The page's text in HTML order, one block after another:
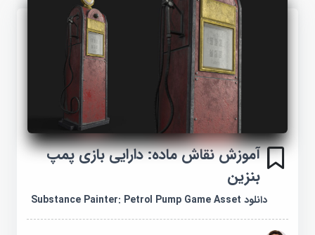
آموزش نقاش ماده: دارایی بازی پمپ
بنزین
دانلود Substance Painter: Petrol Pump Game Asset